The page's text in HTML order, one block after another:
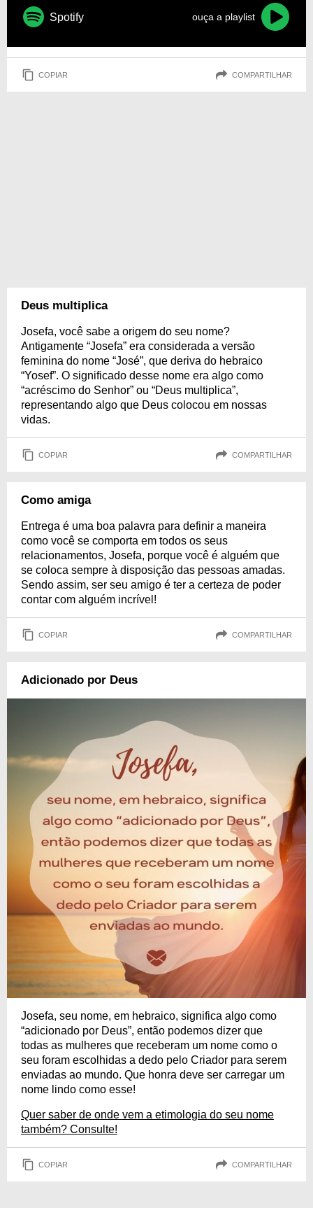
Spotify ouça a playlist
COPIAR COMPARTILHAR
Deus multiplica
Josefa, você sabe a origem do seu nome?
Antigamente “Josefa” era considerada a versão
feminina do nome “José”, que deriva do hebraico
“Yosef”. O significado desse nome era algo como
“acréscimo do Senhor” ou “Deus multiplica”,
representando algo que Deus colocou em nossas
vidas.
COPIAR COMPARTILHAR
Como amiga
Entrega é uma boa palavra para definir a maneira
como você se comporta em todos os seus
relacionamentos, Josefa, porque você é alguém que
se coloca sempre à disposição das pessoas amadas.
Sendo assim, ser seu amigo é ter a certeza de poder
contar com alguém incrível!
COPIAR COMPARTILHAR
Adicionado por Deus
Josefa, seu nome, em hebraico, significa algo como
“adicionado por Deus”, então podemos dizer que
todas as mulheres que receberam um nome como o
seu foram escolhidas a dedo pelo Criador para serem
enviadas ao mundo. Que honra deve ser carregar um
nome lindo como esse!
Quer saber de onde vem a etimologia do seu nome
também? Consulte!
COPIAR COMPARTILHAR